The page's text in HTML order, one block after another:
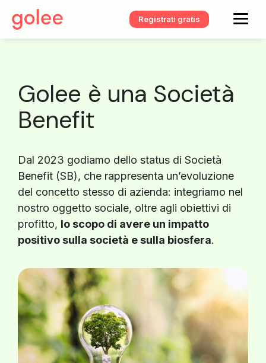
Registrati gratis
Golee è una Società
Benefit
Dal 2023 godiamo dello status di Società
Benefit (SB), che rappresenta un’evoluzione
del concetto stesso di azienda: integriamo nel
nostro oggetto sociale, oltre agli obiettivi di
profitto, lo scopo di avere un impatto
positivo sulla società e sulla biosfera.